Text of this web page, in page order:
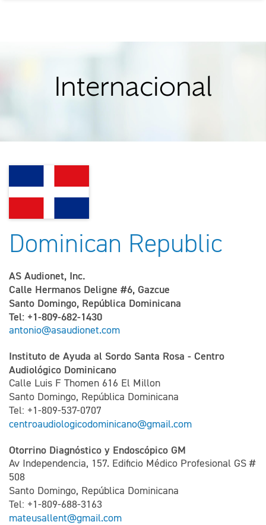
Internacional
Dominican Republic
AS Audionet, Inc.
Calle Hermanos Deligne #6, Gazcue
Santo Domingo, República Dominicana
Tel: +1-809-682-1430
antonio@asaudionet.com
Instituto de Ayuda al Sordo Santa Rosa - Centro
Audiológico Dominicano
Calle Luis F Thomen 616 El Millon
Santo Domingo, República Dominicana
Tel: +1-809-537-0707
centroaudiologicodominicano@gmail.com
Otorrino Diagnóstico y Endoscópico GM
Av Independencia, 157. Edificio Médico Profesional GS #
508
Santo Domingo, República Dominicana
Tel: +1-809-688-3163
mateusallent@gmail.com